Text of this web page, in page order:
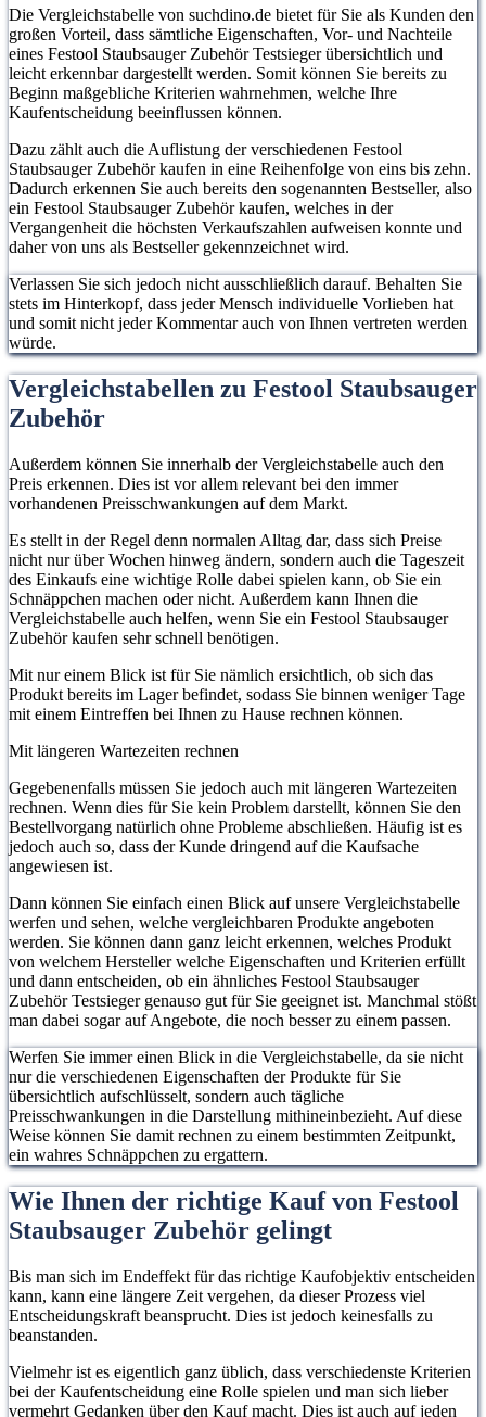
Die Vergleichstabelle von suchdino.de bietet für Sie als Kunden den
großen Vorteil, dass sämtliche Eigenschaften, Vor- und Nachteile
eines Festool Staubsauger Zubehör Testsieger übersichtlich und
leicht erkennbar dargestellt werden. Somit können Sie bereits zu
Beginn maßgebliche Kriterien wahrnehmen, welche Ihre
Kaufentscheidung beeinflussen können.
Dazu zählt auch die Auflistung der verschiedenen Festool
Staubsauger Zubehör kaufen in eine Reihenfolge von eins bis zehn.
Dadurch erkennen Sie auch bereits den sogenannten Bestseller, also
ein Festool Staubsauger Zubehör kaufen, welches in der
Vergangenheit die höchsten Verkaufszahlen aufweisen konnte und
daher von uns als Bestseller gekennzeichnet wird.
Verlassen Sie sich jedoch nicht ausschließlich darauf. Behalten Sie
stets im Hinterkopf, dass jeder Mensch individuelle Vorlieben hat
und somit nicht jeder Kommentar auch von Ihnen vertreten werden
würde.
Vergleichstabellen zu Festool Staubsauger
Zubehör
Außerdem können Sie innerhalb der Vergleichstabelle auch den
Preis erkennen. Dies ist vor allem relevant bei den immer
vorhandenen Preisschwankungen auf dem Markt.
Es stellt in der Regel denn normalen Alltag dar, dass sich Preise
nicht nur über Wochen hinweg ändern, sondern auch die Tageszeit
des Einkaufs eine wichtige Rolle dabei spielen kann, ob Sie ein
Schnäppchen machen oder nicht. Außerdem kann Ihnen die
Vergleichstabelle auch helfen, wenn Sie ein Festool Staubsauger
Zubehör kaufen sehr schnell benötigen.
Mit nur einem Blick ist für Sie nämlich ersichtlich, ob sich das
Produkt bereits im Lager befindet, sodass Sie binnen weniger Tage
mit einem Eintreffen bei Ihnen zu Hause rechnen können.
Mit längeren Wartezeiten rechnen
Gegebenenfalls müssen Sie jedoch auch mit längeren Wartezeiten
rechnen. Wenn dies für Sie kein Problem darstellt, können Sie den
Bestellvorgang natürlich ohne Probleme abschließen. Häufig ist es
jedoch auch so, dass der Kunde dringend auf die Kaufsache
angewiesen ist.
Dann können Sie einfach einen Blick auf unsere Vergleichstabelle
werfen und sehen, welche vergleichbaren Produkte angeboten
werden. Sie können dann ganz leicht erkennen, welches Produkt
von welchem Hersteller welche Eigenschaften und Kriterien erfüllt
und dann entscheiden, ob ein ähnliches Festool Staubsauger
Zubehör Testsieger genauso gut für Sie geeignet ist. Manchmal stößt
man dabei sogar auf Angebote, die noch besser zu einem passen.
Werfen Sie immer einen Blick in die Vergleichstabelle, da sie nicht
nur die verschiedenen Eigenschaften der Produkte für Sie
übersichtlich aufschlüsselt, sondern auch tägliche
Preisschwankungen in die Darstellung mithineinbezieht. Auf diese
Weise können Sie damit rechnen zu einem bestimmten Zeitpunkt,
ein wahres Schnäppchen zu ergattern.
Wie Ihnen der richtige Kauf von Festool
Staubsauger Zubehör gelingt
Bis man sich im Endeffekt für das richtige Kaufobjektiv entscheiden
kann, kann eine längere Zeit vergehen, da dieser Prozess viel
Entscheidungskraft beansprucht. Dies ist jedoch keinesfalls zu
beanstanden.
Vielmehr ist es eigentlich ganz üblich, dass verschiedenste Kriterien
bei der Kaufentscheidung eine Rolle spielen und man sich lieber
vermehrt Gedanken über den Kauf macht. Dies ist auch auf jeden